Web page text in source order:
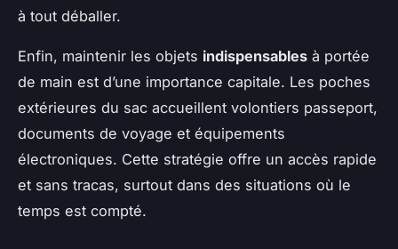
à tout déballer.
Enfin, maintenir les objets indispensables à portée
de main est d’une importance capitale. Les poches
extérieures du sac accueillent volontiers passeport,
documents de voyage et équipements
électroniques. Cette stratégie offre un accès rapide
et sans tracas, surtout dans des situations où le
temps est compté.